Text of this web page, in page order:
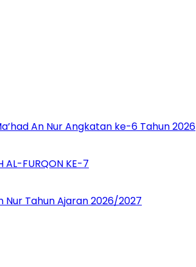
An Nur Angkatan ke-6 Tahun 2026
AL-FURQON KE-7
Nur Tahun Ajaran 2026/2027